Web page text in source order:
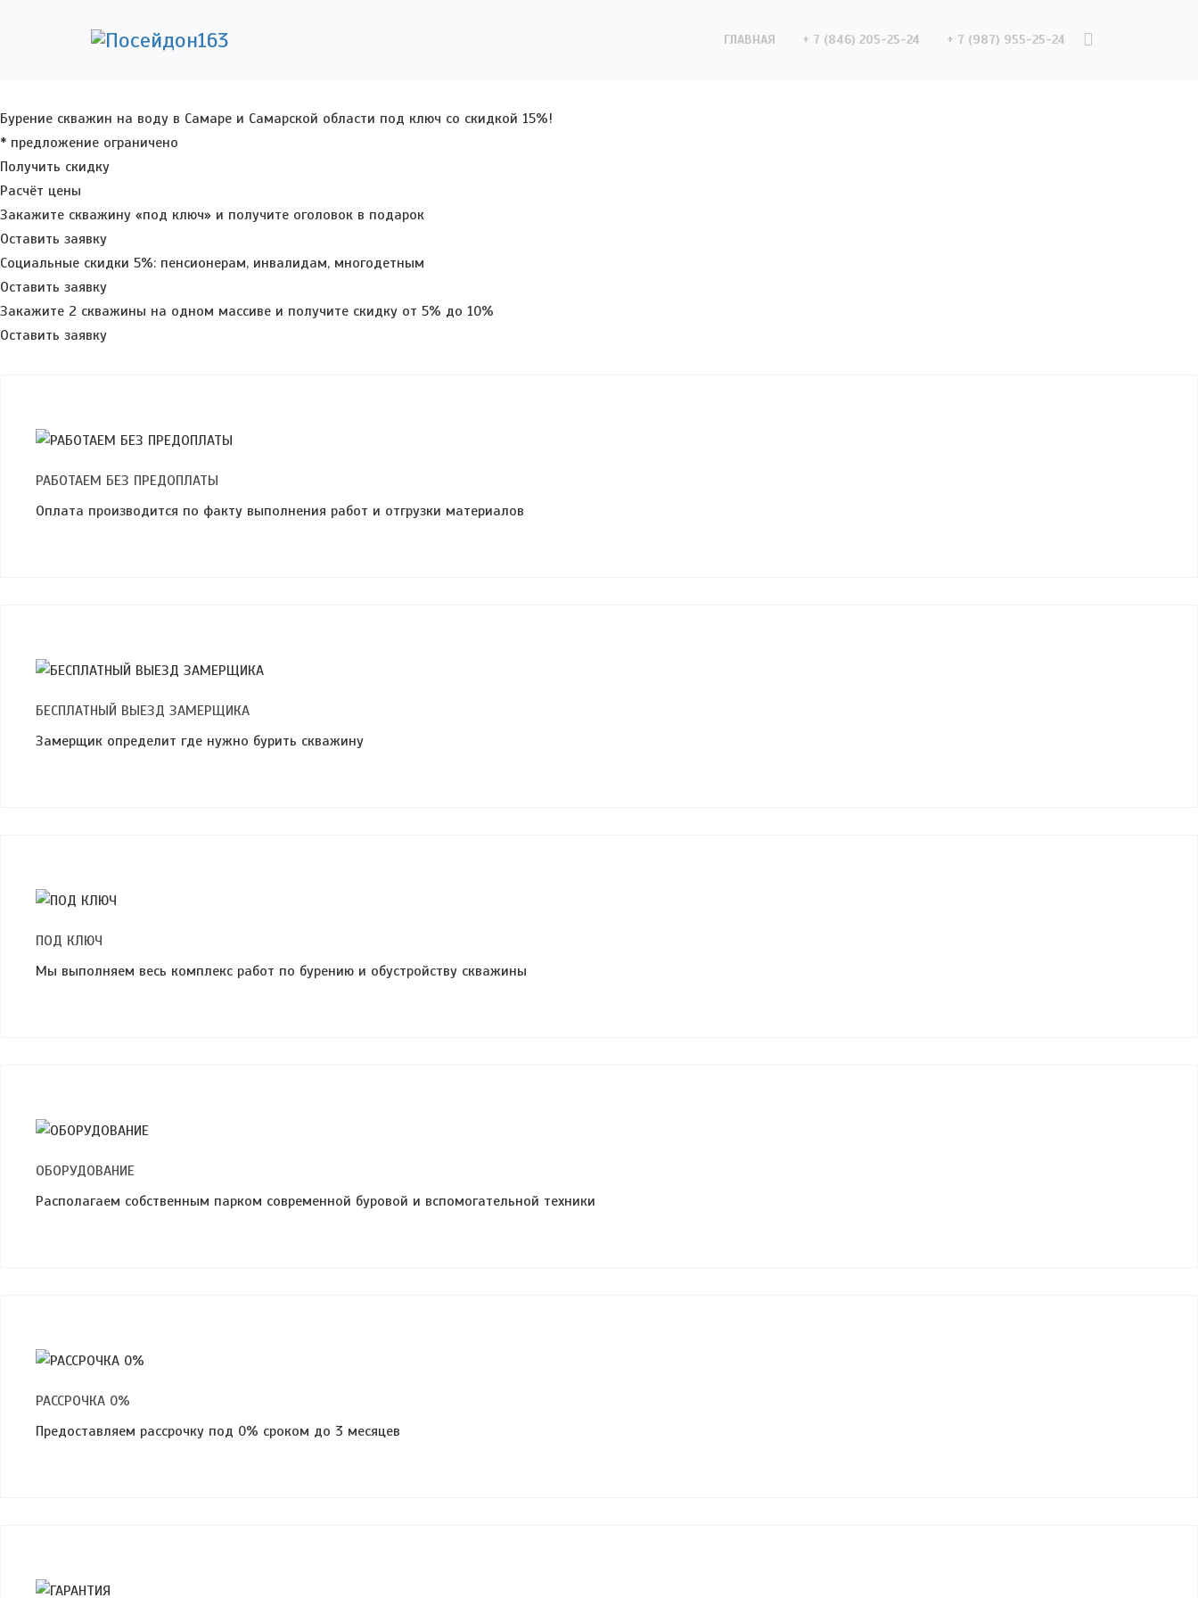
ГЛАВНАЯ + 7 (846) 205-25-24 + 7 (987) 955-25-24
Бурение скважин на воду в Самаре и Самарской области под ключ со скидкой 15%!
* предложение ограничено
Получить скидку
Расчёт цены
Закажите скважину «под ключ» и получите оголовок в подарок
Оставить заявку
Социальные скидки 5%: пенсионерам, инвалидам, многодетным
Оставить заявку
Закажите 2 скважины на одном массиве и получите скидку от 5% до 10%
Оставить заявку
РАБОТАЕМ БЕЗ ПРЕДОПЛАТЫ
Оплата производится по факту выполнения работ и отгрузки материалов
БЕСПЛАТНЫЙ ВЫЕЗД ЗАМЕРЩИКА
Замерщик определит где нужно бурить скважину
ПОД КЛЮЧ
Мы выполняем весь комплекс работ по бурению и обустройству скважины
ОБОРУДОВАНИЕ
Располагаем собственным парком современной буровой и вспомогательной техники
РАССРОЧКА 0%
Предоставляем рассрочку под 0% сроком до 3 месяцев